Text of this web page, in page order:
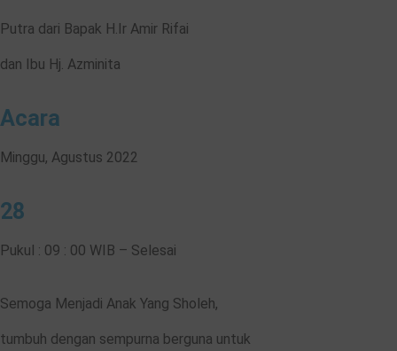
Putra dari Bapak H.Ir Amir Rifai
dan Ibu Hj. Azminita
Acara
Minggu, Agustus 2022
28
Pukul : 09 : 00 WIB – Selesai
Semoga Menjadi Anak Yang Sholeh,
tumbuh dengan sempurna berguna untuk